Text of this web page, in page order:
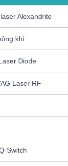
Alexandrite
khí
Diode
Laser RF
Switch